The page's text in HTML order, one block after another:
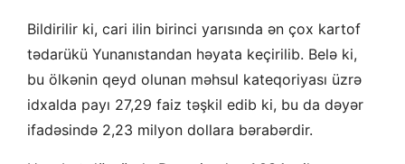
Bildirilir ki, cari ilin birinci yarısında ən çox kartof
tədarükü Yunanıstandan həyata keçirilib. Belə ki,
bu ölkənin qeyd olunan məhsul kateqoriyası üzrə
idxalda payı 27,29 faiz təşkil edib ki, bu da dəyər
ifadəsində 2,23 milyon dollara bərabərdir.